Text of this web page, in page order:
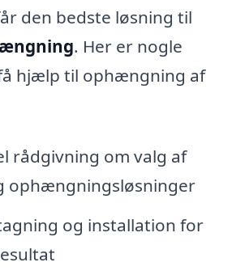
den bedste løsning til
. Her er nogle
hjælp til ophængning af
rådgivning om valg af
ophængningsløsninger
og installation for